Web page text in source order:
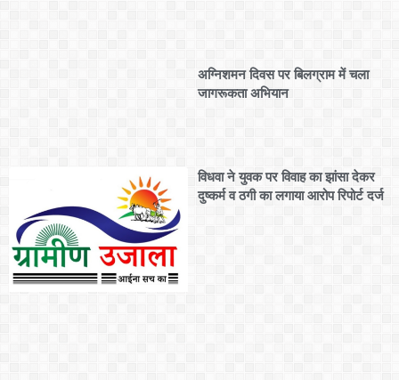
अग्निशमन दिवस पर बिलग्राम में चला
जागरूकता अभियान
विधवा ने युवक पर विवाह का झांसा देकर
दुष्कर्म व ठगी का लगाया आरोप रिपोर्ट दर्ज